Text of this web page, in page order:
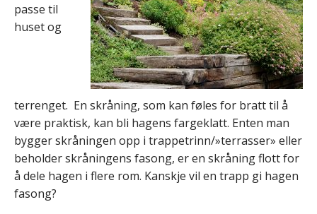
passe til
huset og
terrenget. En skråning, som kan føles for bratt til å
være praktisk, kan bli hagens fargeklatt. Enten man
bygger skråningen opp i trappetrinn/»terrasser» eller
beholder skråningens fasong, er en skråning flott for
å dele hagen i flere rom. Kanskje vil en trapp gi hagen
fasong?